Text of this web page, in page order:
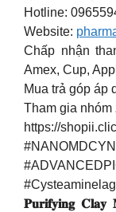
Hotline:
Website:
Chấp nhận
Amex, Cup,
Mua trả góp áp
Tham gia
https://
𝐏𝐮𝐫𝐢𝐟𝐲𝐢𝐧𝐠